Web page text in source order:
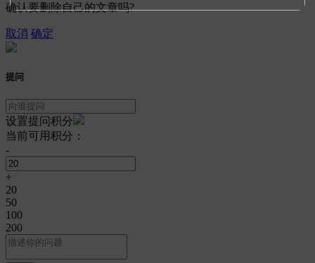
确认要删除自己的文章吗?
取消 确定
提问
设置提问积分
当前可用积分：
-
+
20
50
100
200